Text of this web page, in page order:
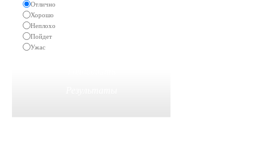
Отлично
Хорошо
Неплохо
Пойдет
Ужас